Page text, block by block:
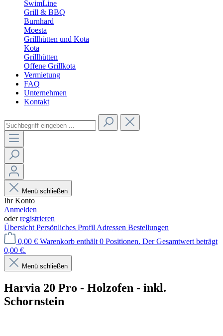
SwimLine
Grill & BBQ
Burnhard
Moesta
Grillhütten und Kota
Kota
Grillhütten
Offene Grillkota
Vermietung
FAQ
Unternehmen
Kontakt
Menü schließen
Ihr Konto
Anmelden
oderregistrieren
Übersicht Persönliches Profil Adressen Bestellungen
0,00 € Warenkorb enthält 0 Positionen. Der Gesamtwert beträgt
0,00 €.
Menü schließen
Harvia 20 Pro - Holzofen - inkl.
Schornstein